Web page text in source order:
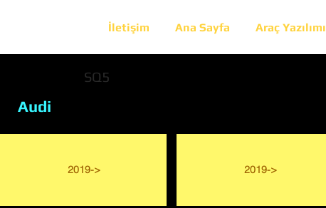
İletişim Ana Sayfa Araç Yazılımı
SQ5
Audi
2019-> 2019->